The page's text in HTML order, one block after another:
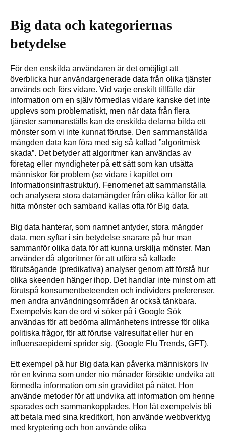
Big data och kategoriernas
betydelse
För den enskilda användaren är det omöjligt att
överblicka hur användargenerade data från olika tjänster
används och förs vidare. Vid varje enskilt tillfälle där
information om en själv förmedlas vidare kanske det inte
upplevs som problematiskt, men när data från flera
tjänster sammanställs kan de enskilda delarna bilda ett
mönster som vi inte kunnat förutse. Den sammanställda
mängden data kan föra med sig så kallad ”algoritmisk
skada”. Det betyder att algoritmer kan användas av
företag eller myndigheter på ett sätt som kan utsätta
människor för problem (se vidare i kapitlet om
Informationsinfrastruktur). Fenomenet att sammanställa
och analysera stora datamängder från olika källor för att
hitta mönster och samband kallas ofta för Big data.
Big data hanterar, som namnet antyder, stora mängder
data, men syftar i sin betydelse snarare på hur man
sammanför olika data för att kunna urskilja mönster. Man
använder då algoritmer för att utföra så kallade
förutsägande (predikativa) analyser genom att förstå hur
olika skeenden hänger ihop. Det handlar inte minst om att
förutspå konsumentbeteenden och individers preferenser,
men andra användningsområden är också tänkbara.
Exempelvis kan de ord vi söker på i Google Sök
användas för att bedöma allmänhetens intresse för olika
politiska frågor, för att förutse valresultat eller hur en
influensaepidemi sprider sig. (Google Flu Trends, GFT).
Ett exempel på hur Big data kan påverka människors liv
rör en kvinna som under nio månader försökte undvika att
förmedla information om sin graviditet på nätet. Hon
använde metoder för att undvika att information om henne
sparades och sammankopplades. Hon lät exempelvis bli
att betala med sina kreditkort, hon använde webbverktyg
med kryptering och hon använde olika